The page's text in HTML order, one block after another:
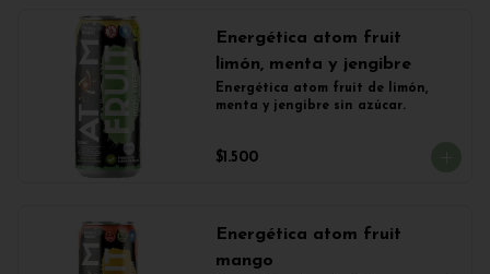
Energética atom fruit
limón, menta y jengibre
Energética atom fruit de limón,
menta y jengibre sin azúcar.
$1.500
Energética atom fruit
mango